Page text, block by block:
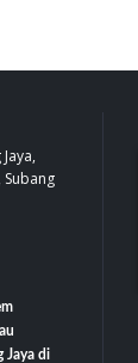
Subang
Jaya di